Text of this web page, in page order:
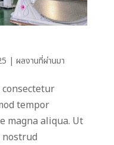
| ผลงานที่ผ่านมา
tempor
magna aliqua. Ut